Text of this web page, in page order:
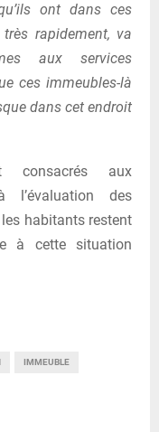
ont dans ces
rapidement, va
aux services
ces immeubles-là
dans cet endroit
consacrés aux
l’évaluation des
habitants restent
à cette situation
IMMEUBLE